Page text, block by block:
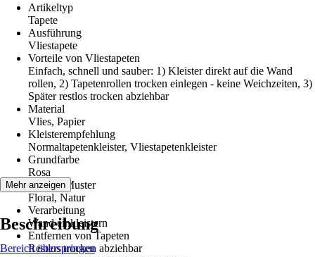
Artikeltyp
Tapete
Ausführung
Vliestapete
Vorteile von Vliestapeten
Einfach, schnell und sauber: 1) Kleister direkt auf die Wand
rollen, 2) Tapetenrollen trocken einlegen - keine Weichzeiten, 3)
Später restlos trocken abziehbar
Material
Vlies, Papier
Kleisterempfehlung
Normaltapetenkleister, Vliestapetenkleister
Grundfarbe
Rosa
Dekor / Muster
Floral, Natur
Verarbeitung
Wand einkleistern
Entfernen von Tapeten
Restlos trocken abziehbar
Mehr anzeigen
Beschreibung
Bereich überspringen